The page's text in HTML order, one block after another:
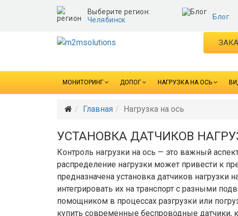
Выберите регион:
Челябинск
Блог
МОНИТОРИНГ ДОПОГ НАГРУЗКА НА ОСЬ
Главная Нагрузка на ось
УСТАНОВКА ДАТЧИКОВ
Контроль нагрузки на ось — это важный
распределение нагрузки может привести к
предназначена установка датчиков
интегрировать их на транспорт с разными
помощником в процессах разгрузки или
купить современные беспроводные датчики,